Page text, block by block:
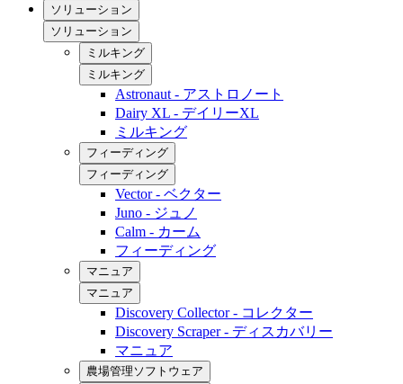
ソリューション
ソリューション
ミルキング
ミルキング
Astronaut - アストロノート
Dairy XL - デイリーXL
ミルキング
フィーディング
フィーディング
Vector - ベクター
Juno - ジュノ
Calm - カーム
フィーディング
マニュア
マニュア
Discovery Collector - コレクター
Discovery Scraper - ディスカバリー
マニュア
農場管理ソフトウェア